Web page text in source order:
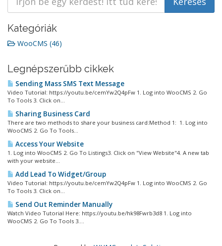
Kategóriák
WooCMS (46)
Legnépszerűbb cikkek
Sending Mass SMS Text Message
Video Tutorial: https://youtu.be/cemYw2Q4pFw 1. Log into WooCMS 2. Go
To Tools 3. Click on...
Sharing Business Card
There are two methods to share your business card:Method 1: 1. Log into
WooCMS 2. Go To Tools...
Access Your Website
1. Log into WooCMS 2. Go To Listings3. Click on "View Website"4. A new tab
with your website...
Add Lead To Widget/Group
Video Tutorial: https://youtu.be/cemYw2Q4pFw 1. Log into WooCMS 2. Go
To Tools 3. Click on...
Send Out Reminder Manually
Watch Video Tutorial Here: https://youtu.be/hk98Fwrb3d8 1. Log into
WooCMS 2. Go To Tools 3....